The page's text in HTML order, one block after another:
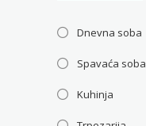
Dnevna soba
Spavaća soba
Kuhinja